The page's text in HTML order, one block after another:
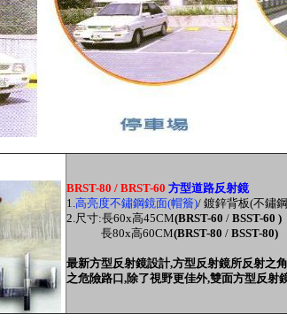
BRST-80 / BRST-60 方型道路反射鏡
1.高亮度不鏽鋼鏡面(帽簷)/ 鍍鋅背板(不鏽
2.尺寸:長60x高45CM(BRST-60 / BSST-60 )
長80x高60CM(BRST-80 / BSST-80)
最新方型反射鏡設計,方型反射鏡所反射之
之危險路口,除了視野更佳外,雙面方型反射